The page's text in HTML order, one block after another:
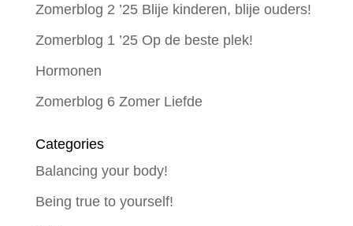
Zomerblog 2 ’25 Blije kinderen, blije ouders!
Zomerblog 1 ’25 Op de beste plek!
Hormonen
Zomerblog 6 Zomer Liefde
Categories
Balancing your body!
Being true to yourself!